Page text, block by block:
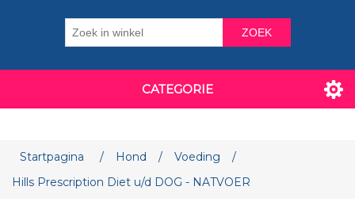
ZOEK
CATEGORIE
Startpagina / Hond / Voeding
/
Hills Prescription Diet u/d DOG - NATVOER